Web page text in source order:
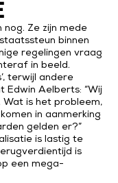
nog. Ze zijn mede
binnen
regelingen vraag
in beeld.
terwijl andere
Edwin Aelberts: “Wij
Wat is het probleem,
in aanmerking
gelden er?”
is lastig te
is
een mega-